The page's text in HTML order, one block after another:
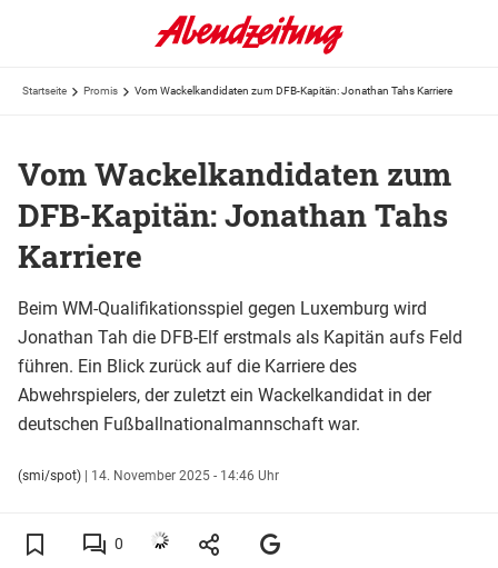
Startseite Promis Vom Wackelkandidaten zum DFB-Kapitän: Jonathan Tahs Karriere
Vom Wackelkandidaten zum
DFB-Kapitän: Jonathan Tahs
Karriere
Beim WM-Qualifikationsspiel gegen Luxemburg wird
Jonathan Tah die DFB-Elf erstmals als Kapitän aufs Feld
führen. Ein Blick zurück auf die Karriere des
Abwehrspielers, der zuletzt ein Wackelkandidat in der
deutschen Fußballnationalmannschaft war.
(smi/spot) | 14. November 2025 - 14:46 Uhr
0